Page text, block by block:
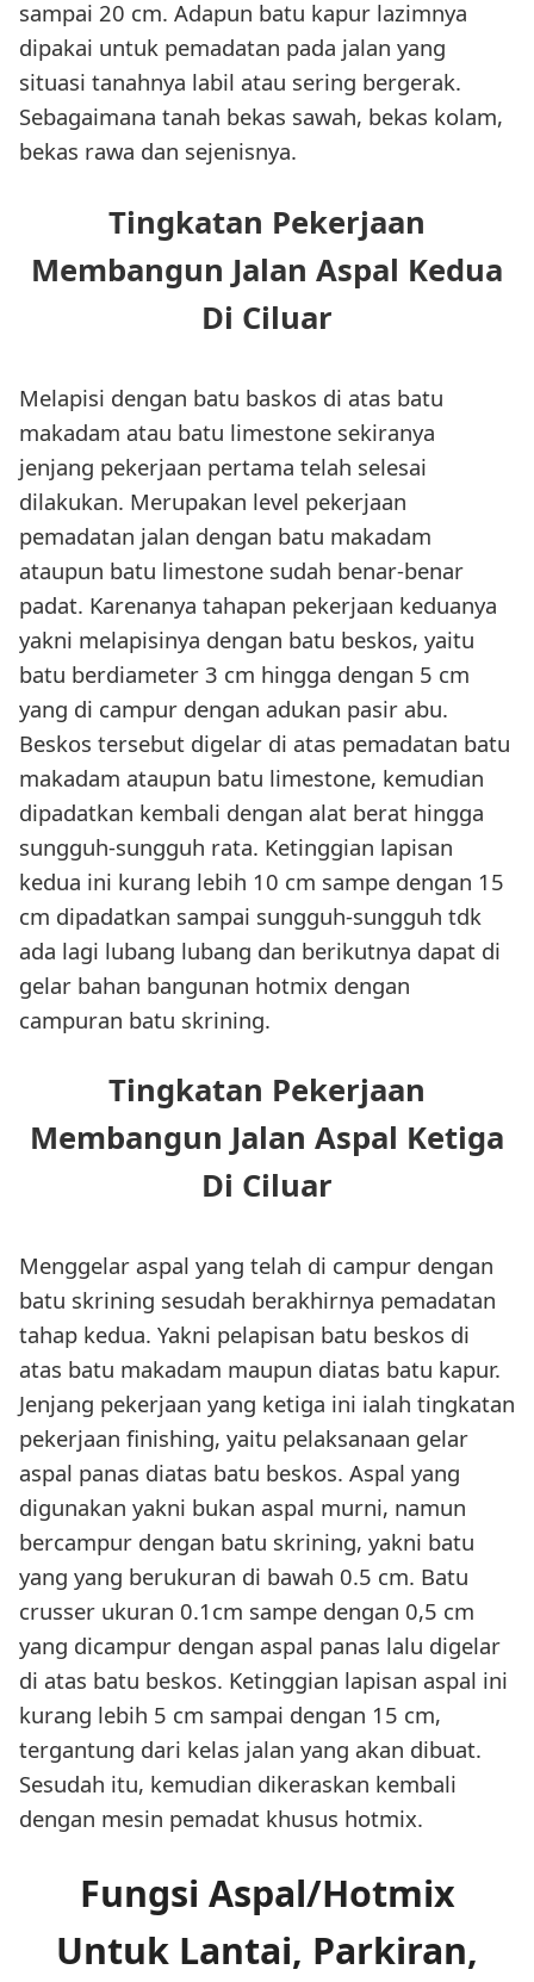
sampai 20 cm. Adapun batu kapur lazimnya
dipakai untuk pemadatan pada jalan yang
situasi tanahnya labil atau sering bergerak.
Sebagaimana tanah bekas sawah, bekas kolam,
bekas rawa dan sejenisnya.
Tingkatan Pekerjaan
Membangun Jalan Aspal Kedua
Di Ciluar
Melapisi dengan batu baskos di atas batu
makadam atau batu limestone sekiranya
jenjang pekerjaan pertama telah selesai
dilakukan. Merupakan level pekerjaan
pemadatan jalan dengan batu makadam
ataupun batu limestone sudah benar-benar
padat. Karenanya tahapan pekerjaan keduanya
yakni melapisinya dengan batu beskos, yaitu
batu berdiameter 3 cm hingga dengan 5 cm
yang di campur dengan adukan pasir abu.
Beskos tersebut digelar di atas pemadatan batu
makadam ataupun batu limestone, kemudian
dipadatkan kembali dengan alat berat hingga
sungguh-sungguh rata. Ketinggian lapisan
kedua ini kurang lebih 10 cm sampe dengan 15
cm dipadatkan sampai sungguh-sungguh tdk
ada lagi lubang lubang dan berikutnya dapat di
gelar bahan bangunan hotmix dengan
campuran batu skrining.
Tingkatan Pekerjaan
Membangun Jalan Aspal Ketiga
Di Ciluar
Menggelar aspal yang telah di campur dengan
batu skrining sesudah berakhirnya pemadatan
tahap kedua. Yakni pelapisan batu beskos di
atas batu makadam maupun diatas batu kapur.
Jenjang pekerjaan yang ketiga ini ialah tingkatan
pekerjaan finishing, yaitu pelaksanaan gelar
aspal panas diatas batu beskos. Aspal yang
digunakan yakni bukan aspal murni, namun
bercampur dengan batu skrining, yakni batu
yang yang berukuran di bawah 0.5 cm. Batu
crusser ukuran 0.1cm sampe dengan 0,5 cm
yang dicampur dengan aspal panas lalu digelar
di atas batu beskos. Ketinggian lapisan aspal ini
kurang lebih 5 cm sampai dengan 15 cm,
tergantung dari kelas jalan yang akan dibuat.
Sesudah itu, kemudian dikeraskan kembali
dengan mesin pemadat khusus hotmix.
Fungsi Aspal/Hotmix
Untuk Lantai, Parkiran,